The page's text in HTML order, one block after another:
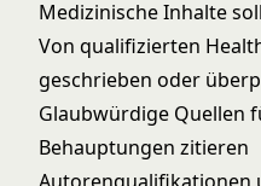
Medizinische Inhalte
Von qualifizierten
geschrieben oder
Glaubwürdige Quellen
Behauptungen zitieren